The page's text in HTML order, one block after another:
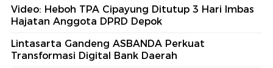
Video: Heboh TPA Cipayung Ditutup 3 Hari Imbas
Hajatan Anggota DPRD Depok
Lintasarta Gandeng ASBANDA Perkuat
Transformasi Digital Bank Daerah